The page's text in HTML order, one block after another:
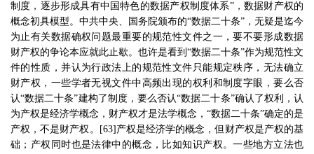
制度，逐步形成具有中国特色的数据产权制度体系”，数据财产权的
概念初具模型。中共中央、国务院颁布的“数据二十条” ，无疑是迄今
为止有关数据确权问题最重要的规范性文件之一，要不要形成数据
财产权的争论本应就此止歇。也许是看到 “数据二十条”作为规范性文
件的性质，并认为行政法上的规范性文件只能规定秩序，无法确立
财产权，一些学者无视文件中高频出现的权利和制度字眼，要么否
认“数据二十条”建构了制度，要么否认“数据二十条”确认了权利，认
为产权是经济学概念，财产权才是法学概念， “数据二十条”确定的是
产权，不是财产权。
[63] 产权是经济学的概念，但财产权是产权的基
础；产权同时也是法律中的概念，比如知识产权。一些地方立法也